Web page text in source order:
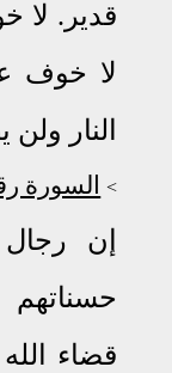
قدير. لا
لا خوف
النار
> السورة رقم ٧ تحمل اسم "
إن
حسناتهم
قضاء